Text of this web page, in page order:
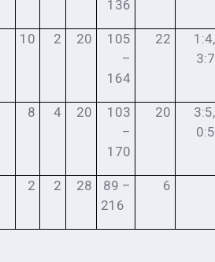
136
10 2 20
105
–
164
22
8 4 20
103
–
170
20
2 2 28
89 –
216
6